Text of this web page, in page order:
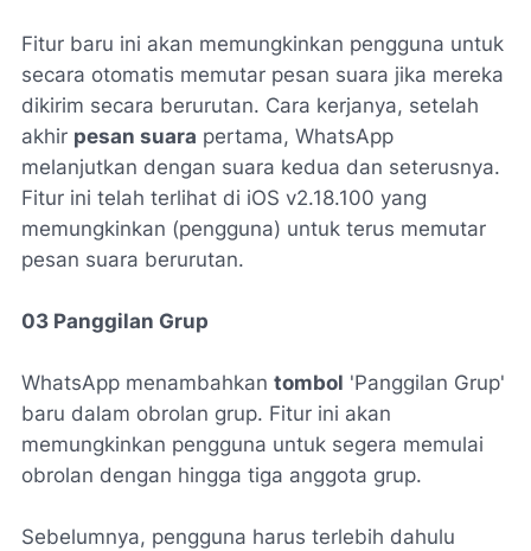
Fitur baru ini akan memungkinkan pengguna untuk
secara otomatis memutar pesan suara jika mereka
dikirim secara berurutan. Cara kerjanya, setelah
akhir pesan suara pertama, WhatsApp
melanjutkan dengan suara kedua dan seterusnya.
Fitur ini telah terlihat di iOS v2.18.100 yang
memungkinkan (pengguna) untuk terus memutar
pesan suara berurutan.
03 Panggilan Grup
WhatsApp menambahkan tombol 'Panggilan Grup'
baru dalam obrolan grup. Fitur ini akan
memungkinkan pengguna untuk segera memulai
obrolan dengan hingga tiga anggota grup.
Sebelumnya, pengguna harus terlebih dahulu